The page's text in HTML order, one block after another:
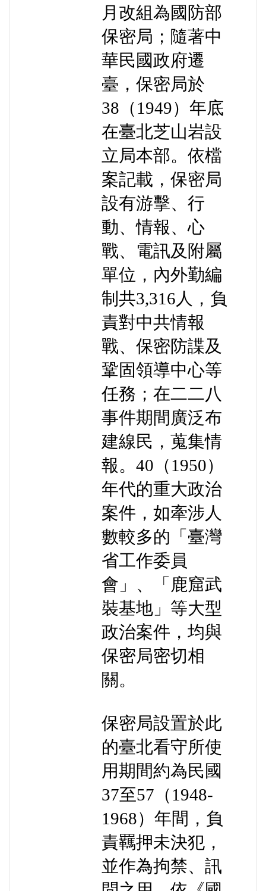
月改組為國防部
保密局；隨著中
華民國政府遷
臺，保密局於
38（1949）年底
在臺北芝山岩設
立局本部。依檔
案記載，保密局
設有游擊、行
動、情報、心
戰、電訊及附屬
單位，內外勤編
制共3,316人，負
責對中共情報
戰、保密防諜及
鞏固領導中心等
任務；在二二八
事件期間廣泛布
建線民，蒐集情
報。40（1950）
年代的重大政治
案件，如牽涉人
數較多的「臺灣
省工作委員
會」、「鹿窟武
裝基地」等大型
政治案件，均與
保密局密切相
關。
保密局設置於此
的臺北看守所使
用期間約為民國
37至57（1948-
1968）年間，負
責羈押未決犯，
並作為拘禁、訊